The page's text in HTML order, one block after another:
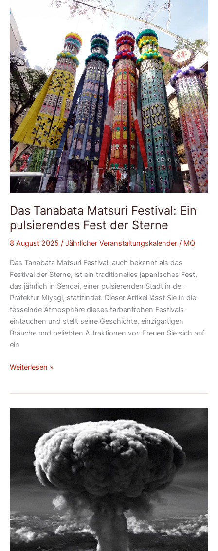
Das Tanabata Matsuri Festival: Ein
pulsierendes Fest der Sterne
8 August 2025 / Jährlicher Veranstaltungskalender / MQ
Das Tanabata Matsuri Festival, auch bekannt als das
Festival der Sterne, ist ein traditionelles japanisches Fest,
das jährlich in Sendai, einer pulsierenden Stadt in der
Präfektur Miyagi, stattfindet. Dieser Artikel lässt Sie in die
fesselnde Atmosphäre dieses farbenfrohen Festivals
eintauchen und stellt seine Geschichte, einzigartigen
Bräuche und beliebten Attraktionen vor. Freuen Sie sich auf
ein
Tanabata
Matsuri
Festival:
Ein
pulsierendes
Fest
der
Sterne
Weiterlesen »
historisches
Trauma
Japan